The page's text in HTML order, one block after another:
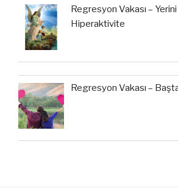
Regresyon Vakası –
Hiperaktivite
Regresyon Vakası –